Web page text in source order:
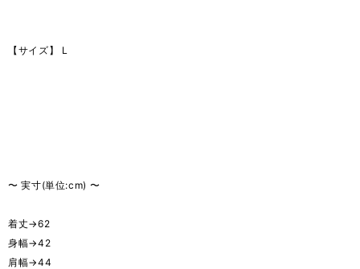
【サイズ】 L
〜 実寸(単位:cm) 〜
着丈→62
身幅→42
肩幅→44